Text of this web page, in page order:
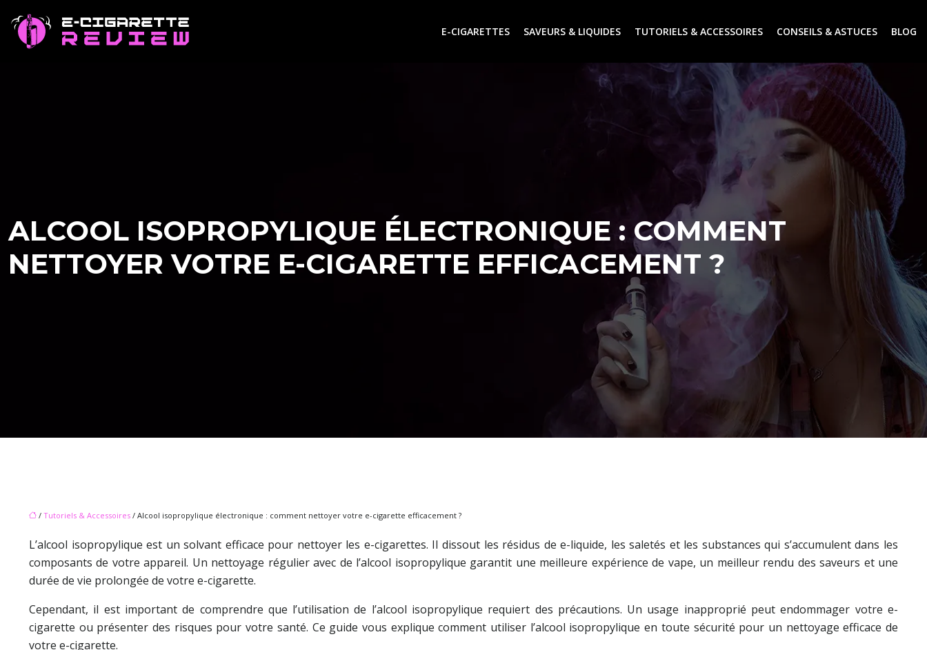
E-CIGARETTES SAVEURS & LIQUIDES TUTORIELS & ACCESSOIRES CONSEILS & ASTUCES BLOG
ALCOOL ISOPROPYLIQUE ÉLECTRONIQUE : COMMENT
NETTOYER VOTRE E-CIGARETTE EFFICACEMENT ?
/ Tutoriels & Accessoires / Alcool isopropylique électronique : comment nettoyer votre e-cigarette efficacement ?
L’alcool isopropylique est un solvant efficace pour nettoyer les e-cigarettes. Il dissout les résidus de e-liquide, les saletés et les substances qui s’accumulent dans les
composants de votre appareil. Un nettoyage régulier avec de l’alcool isopropylique garantit une meilleure expérience de vape, un meilleur rendu des saveurs et une
durée de vie prolongée de votre e-cigarette.
Cependant, il est important de comprendre que l’utilisation de l’alcool isopropylique requiert des précautions. Un usage inapproprié peut endommager votre e-
cigarette ou présenter des risques pour votre santé. Ce guide vous explique comment utiliser l’alcool isopropylique en toute sécurité pour un nettoyage efficace de
votre e-cigarette.